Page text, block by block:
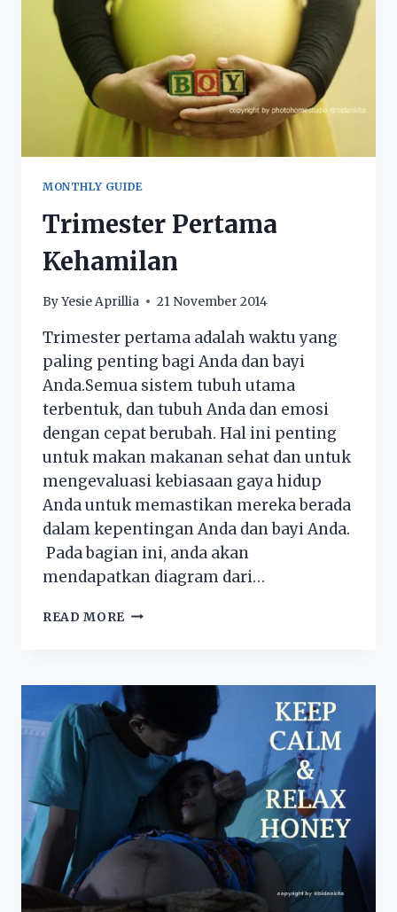
MONTHLY GUIDE
Trimester Pertama
Kehamilan
ByYesie Aprillia 21 November 2014
Trimester pertama adalah waktu yang
paling penting bagi Anda dan bayi
Anda.Semua sistem tubuh utama
terbentuk, dan tubuh Anda dan emosi
dengan cepat berubah. Hal ini penting
untuk makan makanan sehat dan untuk
mengevaluasi kebiasaan gaya hidup
Anda untuk memastikan mereka berada
dalam kepentingan Anda dan bayi Anda.
Pada bagian ini, anda akan
mendapatkan diagram dari…
READ MORE